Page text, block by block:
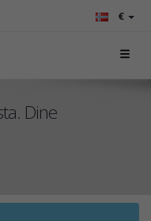
€
Dine